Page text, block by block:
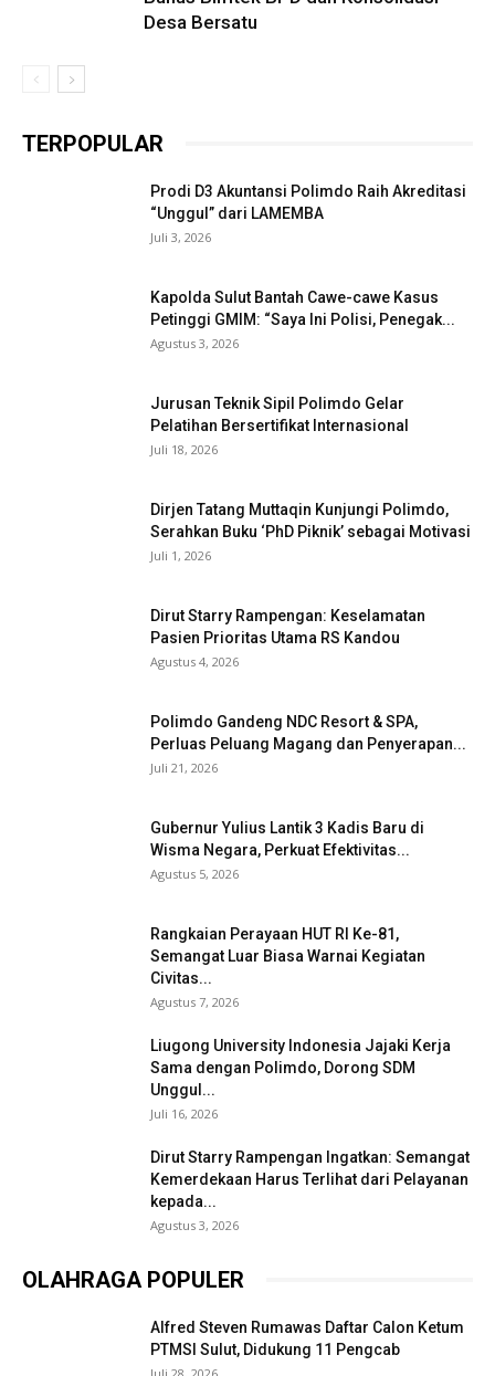
Desa Bersatu
TERPOPULAR
Prodi D3 Akuntansi Polimdo Raih Akreditasi
“Unggul” dari LAMEMBA
Juli 3, 2026
Kapolda Sulut Bantah Cawe-cawe Kasus
Petinggi GMIM: “Saya Ini Polisi, Penegak...
Agustus 3, 2026
Jurusan Teknik Sipil Polimdo Gelar
Pelatihan Bersertifikat Internasional
Juli 18, 2026
Dirjen Tatang Muttaqin Kunjungi Polimdo,
Serahkan Buku ‘PhD Piknik’ sebagai Motivasi
Juli 1, 2026
Dirut Starry Rampengan: Keselamatan
Pasien Prioritas Utama RS Kandou
Agustus 4, 2026
Polimdo Gandeng NDC Resort & SPA,
Perluas Peluang Magang dan Penyerapan...
Juli 21, 2026
Gubernur Yulius Lantik 3 Kadis Baru di
Wisma Negara, Perkuat Efektivitas...
Agustus 5, 2026
Rangkaian Perayaan HUT RI Ke-81,
Semangat Luar Biasa Warnai Kegiatan
Civitas...
Agustus 7, 2026
Liugong University Indonesia Jajaki Kerja
Sama dengan Polimdo, Dorong SDM
Unggul...
Juli 16, 2026
Dirut Starry Rampengan Ingatkan: Semangat
Kemerdekaan Harus Terlihat dari Pelayanan
kepada...
Agustus 3, 2026
OLAHRAGA POPULER
Alfred Steven Rumawas Daftar Calon Ketum
PTMSI Sulut, Didukung 11 Pengcab